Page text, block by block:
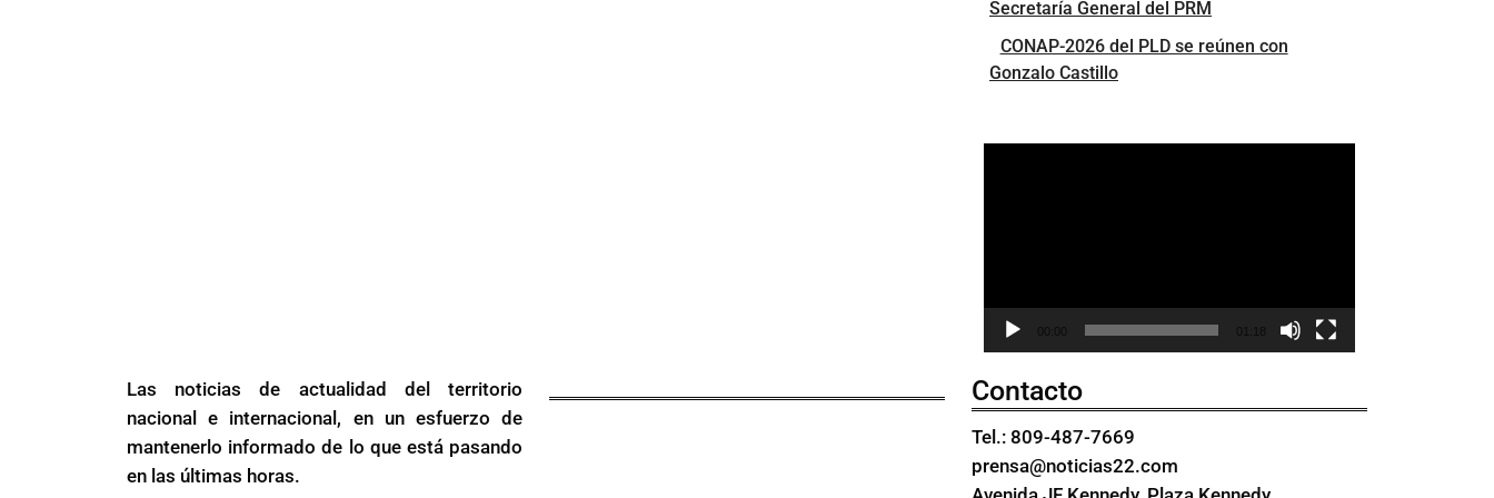
Secretaría General del PRM
CONAP-2026 del PLD se reúnen con
Gonzalo Castillo
00:00 01:18
Las noticias de actualidad del territorio
nacional e internacional, en un esfuerzo de
mantenerlo informado de lo que está pasando
en las últimas horas.
Contacto
Tel.: 809-487-7669
prensa@noticias22.com